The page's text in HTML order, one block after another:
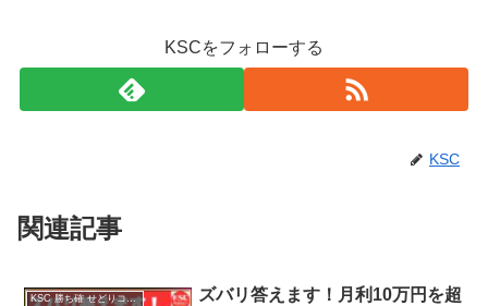
KSCをフォローする
KSC
関連記事
KSC 勝ち確 せどりコミュニティ
ズバリ答えます！月利10万円を超